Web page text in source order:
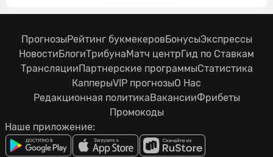
ПрогнозыРейтинг букмекеровБонусыЭкспрессы
НовостиБлогиТрибунаМатч центрГид по Ставкам
ТрансляцииПартнерские программыСтатистика
КапперыVIP прогнозыО Нас
Редакционная политикаВакансииФрибеты
Промокоды
Наше приложение: